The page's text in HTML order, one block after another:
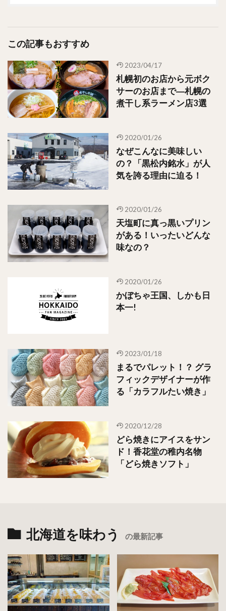
この記事もおすすめ
2023/04/17
札幌初のお店から元ボク
サーのお店まで―札幌の
煮干し系ラーメン店3選
2020/01/26
なぜこんなに美味しい
の？「黒松内銘水」が人
気を誇る理由に迫る！
2020/01/26
天塩町に真っ黒いプリン
がある！いったいどんな
味なの？
2020/01/26
かぼちゃ王国、しかも日
本一!
2023/01/18
まるでパレット！？ グラ
フィックデザイナーが作
る「カラフルたい焼き」
2020/12/28
どら焼きにアイスをサン
ド！香花堂の稚内名物
「どら焼きソフト」
北海道を味わう の最新記事